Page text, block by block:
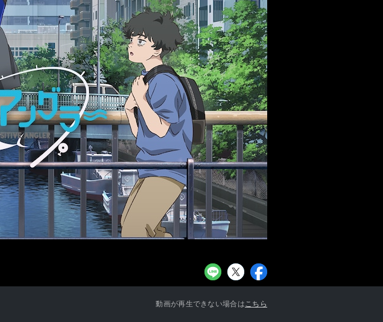
らせ
04/28
【障害】Android TVにおける不具合に関しまし
て
お知らせ一覧へ
動画が再生できない場合はこちら